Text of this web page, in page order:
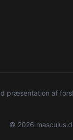
af
© 2026